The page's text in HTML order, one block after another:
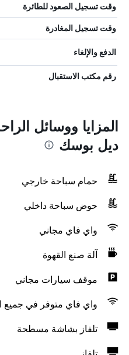
وقت تسجيل الصعود للطائرة
وقت تسجيل المغادرة
الدفع والإلغاء
رقم مكتب الاستقبال
المزايا ووسائل
ديل بوسك
حمام سباحة خارجي
حوض سباحة داخلي
واي فاي مجاني
آلة صنع القهوة
موقف سيارات مجاني
واي فاي متوفر في جميع
تلفاز بشاشة مسطحة